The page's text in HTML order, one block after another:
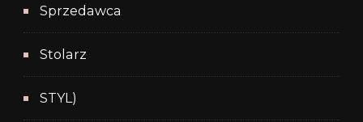
Sprzedawca
Stolarz
STYL)